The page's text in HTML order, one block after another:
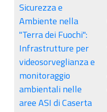
Sicurezza e
Ambiente nella
"Terra dei Fuochi":
Infrastrutture per
videosorveglianza e
monitoraggio
ambientali nelle
aree ASI di Caserta